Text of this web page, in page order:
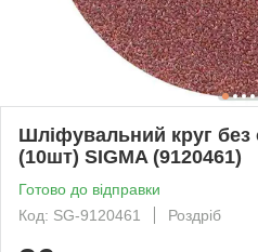
Шліфувальний круг без
(10шт) SIGMA (9120461)
Готово до відправки
Код: SG-9120461
Роздріб